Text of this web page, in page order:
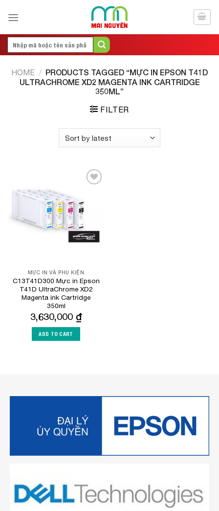
Search
HOME / PRODUCTS TAGGED “MỰC IN EPSON T41D
ULTRACHROME XD2 MAGENTA INK CARTRIDGE
350ML”
FILTER
MỰC IN VÀ PHỤ KIỆN
C13T41D300 Mực in Epson
T41D UltraChrome XD2
Magenta ink Cartridge
350ml
3,630,000 ₫
ADD TO CART